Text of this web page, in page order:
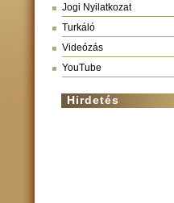
Jogi Nyilatkozat
Turkáló
Videózás
YouTube
Hirdetés